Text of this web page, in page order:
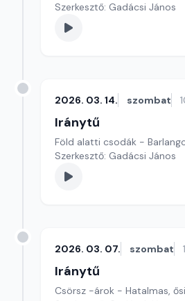
Szerkesztő: Gadácsi János
2026. 03. 14. szombat
Iránytű
Föld alatti csodák -
Szerkesztő: Gadácsi János
2026. 03. 07. szombat
Iránytű
Csörsz -árok - Hatalmas,